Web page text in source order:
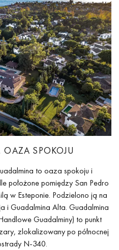
SPOKOJU
to oaza spokoju i
położone pomiędzy San Pedro
w Esteponie. Podzielono ją na
i Guadalmina Alta. Guadalmina
Guadalminy) to punkt
zlokalizowany po północnej
N-340.